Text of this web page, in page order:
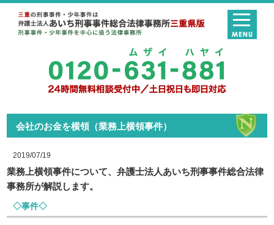
会社のお金を横領（業務上横領事件）
2019/07/19
業務上横領事件について、弁護士法人あいち刑事事件総合法律
事務所が解説します。
◇事件◇